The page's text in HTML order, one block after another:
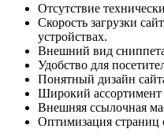
Отсутствие
Скорость загрузки
устройствах.
Внешний вид
Удобство для
Понятный дизайн
Широкий ассортимент
Внешняя ссылочная
Оптимизация страниц